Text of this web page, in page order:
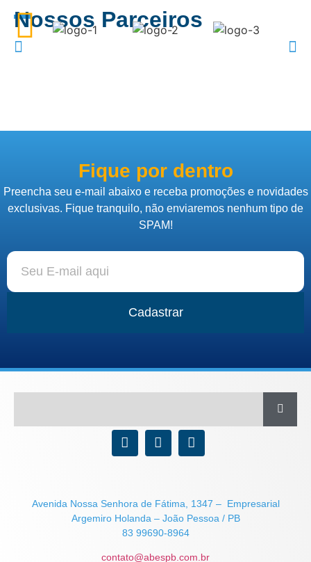
Nossos Parceiros
Fique por dentro
Preencha seu e-mail abaixo e receba promoções e novidades
exclusivas. Fique tranquilo, não enviaremos nenhum tipo de
SPAM!
Cadastrar
Avenida Nossa Senhora de Fátima, 1347 – Empresarial
Argemiro Holanda – João Pessoa / PB
83 99690-8964
contato@abespb.com.br